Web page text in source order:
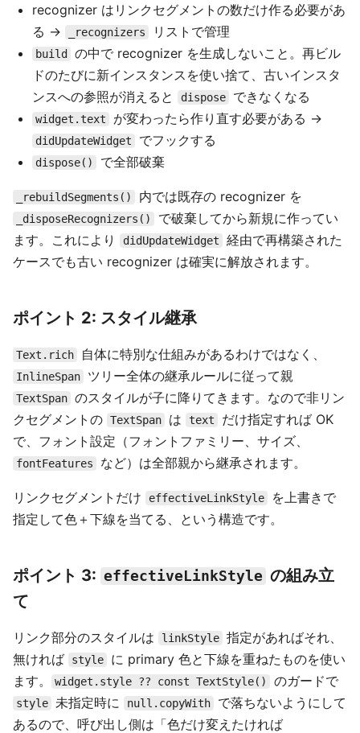
recognizer はリンクセグメントの数だけ作る必要があ
る →
_recognizers リストで管理
build
の中で recognizer を生成しないこと。再ビル
ドのたびに新インスタンスを使い捨て、古いインスタ
ンスへの参照が消えると
dispose できなくなる
widget.text が変わったら作り直す必要がある →
didUpdateWidget でフックする
dispose() で全部破棄
_rebuildSegments() 内では既存の recognizer を
_disposeRecognizers()
で破棄してから新規に作ってい
ます。これにより
didUpdateWidget
経由で再構築された
ケースでも古い recognizer は確実に解放されます。
ポイント 2: スタイル継承
Text.rich 自体に特別な仕組みがあるわけではなく、
InlineSpan ツリー全体の継承ルールに従って親
TextSpan のスタイルが子に降りてきます。なので非リン
クセグメントの TextSpan は text
だけ指定すれば OK
で、フォント設定（フォントファミリー、サイズ、
fontFeatures など）は全部親から継承されます。
リンクセグメントだけ effectiveLinkStyle
を上書きで
指定して色＋下線を当てる、という構造です。
ポイント 3: effectiveLinkStyle の組み立
て
リンク部分のスタイルは linkStyle 指定があればそれ、
無ければ
style
に primary 色と下線を重ねたものを使い
ます。
widget.style ?? const TextStyle() のガードで
style 未指定時に null.copyWith
で落ちないようにして
あるので、呼び出し側は「色だけ変えたければ